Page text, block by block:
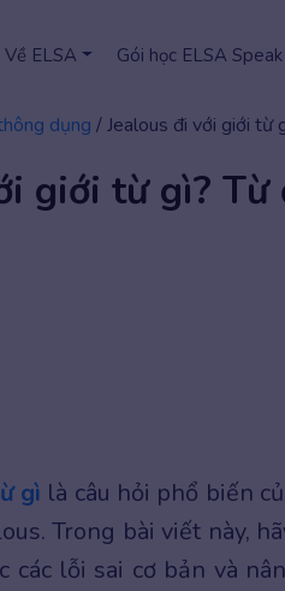
Về ELSA Gói học ELSA Speak
dụng /Jealous đi với giới từ
giới từ gì?
gì là câu hỏi phổ biến
Trong bài viết này,
các lỗi sai cơ bản và